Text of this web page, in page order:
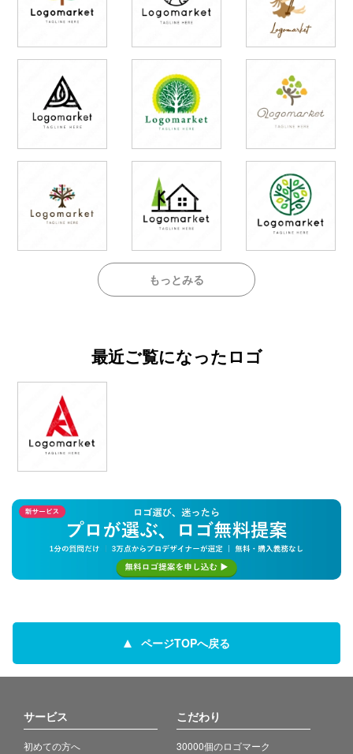
もっとみる
最近ご覧になったロゴ
ページTOPへ戻る
サービス
初めての方へ
こだわり
30000個のロゴマーク